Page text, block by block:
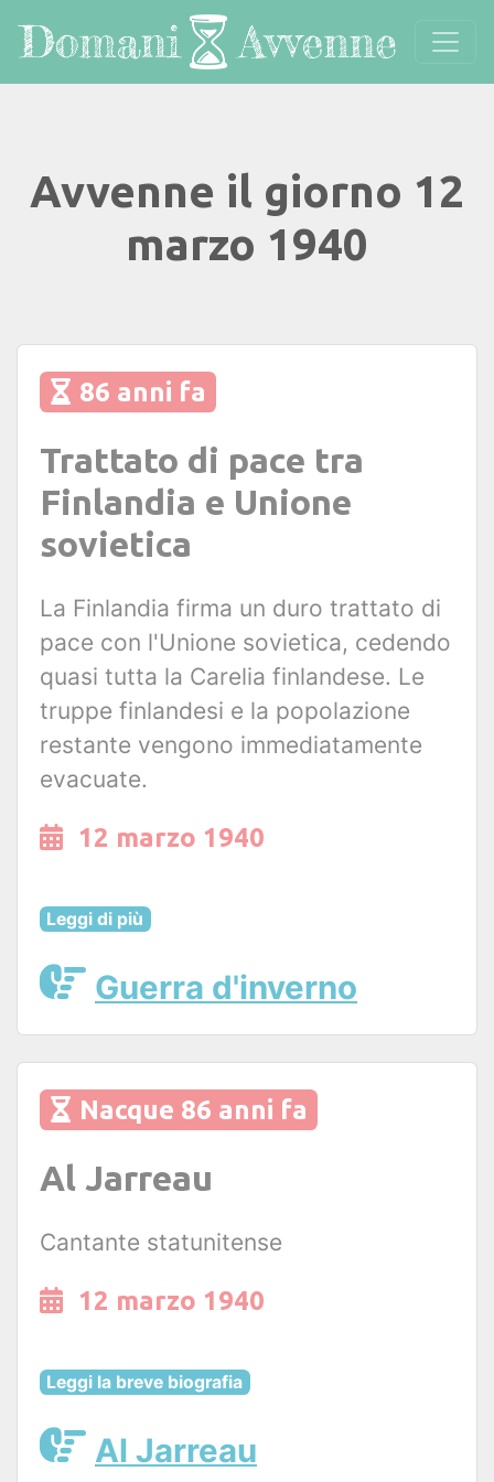
Avvenne il giorno 12
marzo 1940
86 anni fa
Trattato di pace tra
Finlandia e Unione
sovietica
La Finlandia firma un duro trattato di
pace con l'Unione sovietica, cedendo
quasi tutta la Carelia finlandese. Le
truppe finlandesi e la popolazione
restante vengono immediatamente
evacuate.
12 marzo 1940
Leggi di più
Guerra d'inverno
Nacque 86 anni fa
Al Jarreau
Cantante statunitense
12 marzo 1940
Leggi la breve biografia
Al Jarreau